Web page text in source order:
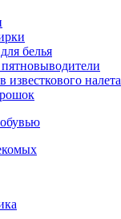
белья
известкового налета